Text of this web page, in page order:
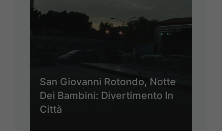
San Giovanni Rotondo, Notte
Dei Bambini: Divertimento In
Città